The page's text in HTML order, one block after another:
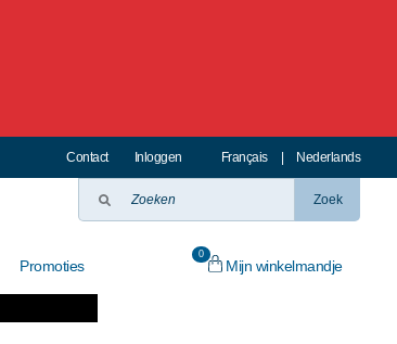
Contact Inloggen Français Nederlands
Zoek
Promoties
0
Mijn winkelmandje